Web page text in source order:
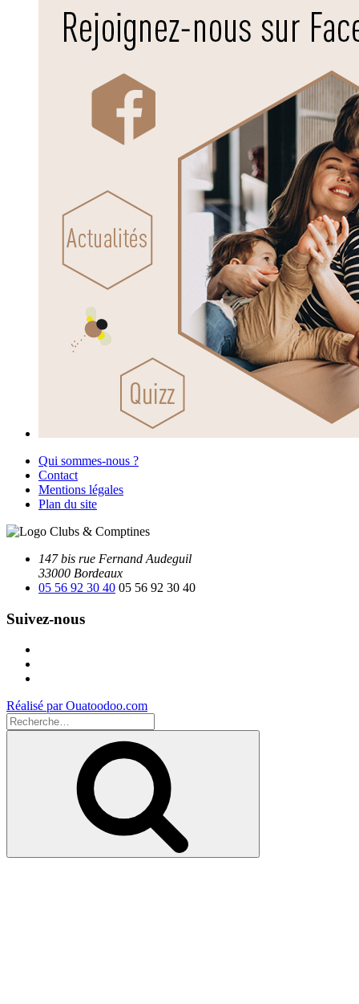
Qui sommes-nous ?
Contact
Mentions légales
Plan du site
147 bis rue Fernand Audeguil
33000 Bordeaux
05 56 92 30 40 05 56 92 30 40
Suivez-nous
Réalisé par Ouatoodoo.com
Recherche
pour